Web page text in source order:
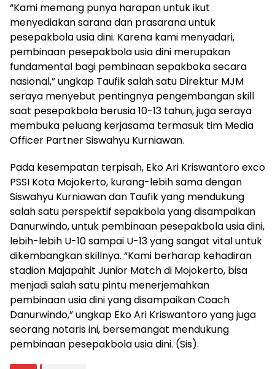
“Kami memang punya harapan untuk ikut
menyediakan sarana dan prasarana untuk
pesepakbola usia dini. Karena kami menyadari,
pembinaan pesepakbola usia dini merupakan
fundamental bagi pembinaan sepakboka secara
nasional,” ungkap Taufik salah satu Direktur MJM
seraya menyebut pentingnya pengembangan skill
saat pesepakbola berusia 10-13 tahun, juga seraya
membuka peluang kerjasama termasuk tim Media
Officer Partner Siswahyu Kurniawan.
Pada kesempatan terpisah, Eko Ari Kriswantoro exco
PSSI Kota Mojokerto, kurang-lebih sama dengan
Siswahyu Kurniawan dan Taufik yang mendukung
salah satu perspektif sepakbola yang disampaikan
Danurwindo, untuk pembinaan pesepakbola usia dini,
lebih-lebih U-10 sampai U-13 yang sangat vital untuk
dikembangkan skillnya. “Kami berharap kehadiran
stadion Majapahit Junior Match di Mojokerto, bisa
menjadi salah satu pintu menerjemahkan
pembinaan usia dini yang disampaikan Coach
Danurwindo,” ungkap Eko Ari Kriswantoro yang juga
seorang notaris ini, bersemangat mendukung
pembinaan pesepakbola usia dini. (Sis).